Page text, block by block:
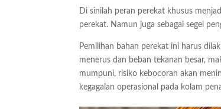
Di sinilah peran perekat khusus
perekat. Namun juga sebagai segel
Pemilihan bahan perekat ini harus
menerus dan beban tekanan besar,
mumpuni, risiko kebocoran akan
kegagalan operasional pada kolam